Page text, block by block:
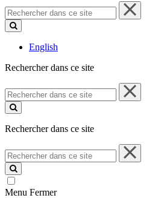
Rechercher
dans
ce
English
Rechercher dans ce site
Rechercher
dans
ce
Rechercher dans ce site
Rechercher
dans
ce
site
Menu Fermer